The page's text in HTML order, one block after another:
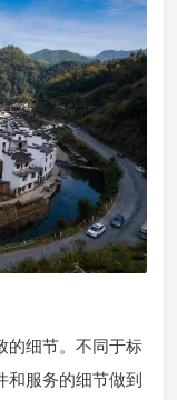
的细节。不同于标
和服务的细节做到